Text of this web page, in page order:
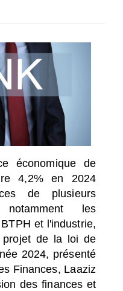
économique de
4,2% en 2024
de plusieurs
notamment les
et l'industrie,
projet de la loi de
2024, présenté
Finances, Laaziz
des finances et